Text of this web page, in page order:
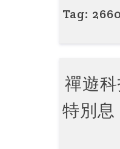
Tag: 2660
禪遊
特別